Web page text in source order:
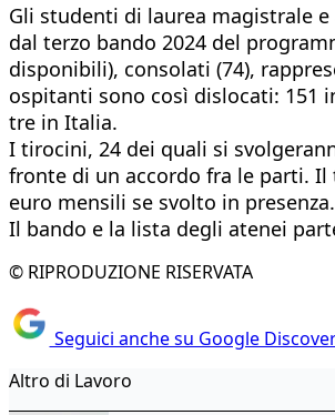
Gli studenti di laurea magistrale
dal terzo bando 2024 del
disponibili), consolati (74),
ospitanti sono così dislocati: 151
tre in Italia.
I tirocini, 24 dei quali si
fronte di un accordo fra le parti.
euro mensili se svolto in presenza.
Il bando e la lista degli atenei
© RIPRODUZIONE RISERVATA
Seguici anche su Google
Altro di Lavoro